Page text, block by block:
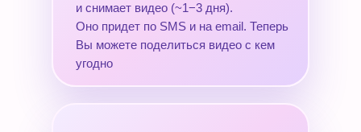
и снимает видео (~1−3 дня).
Оно придет по SMS и на email. Теперь
Вы можете поделиться видео с кем
угодно